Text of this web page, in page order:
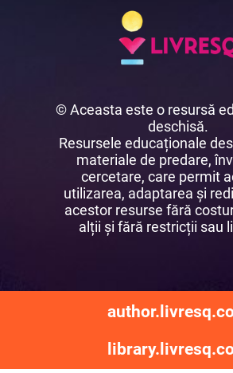
© Aceasta este o resursă
deschisă.
Resursele educaționale
materiale de predare,
cercetare, care permit
utilizarea, adaptarea și
acestor resurse fără
alții și fără restricții sau